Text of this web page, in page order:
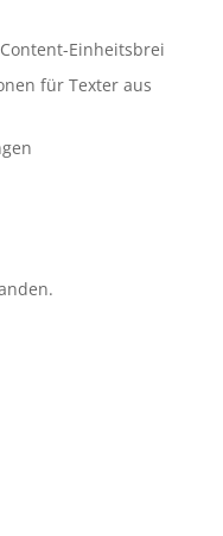
Einheitsbrei
für Texter aus